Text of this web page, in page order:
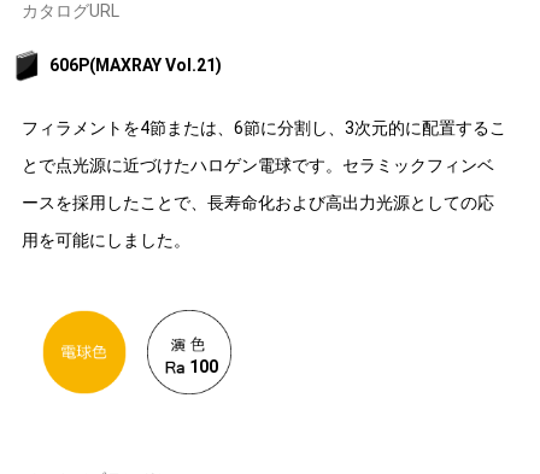
カタログURL
606P(MAXRAY Vol.21)
フィラメントを4節または、6節に分割し、3次元的に配置するこ
とで点光源に近づけたハロゲン電球です。セラミックフィンベ
ースを採用したことで、長寿命化および高出力光源としての応
用を可能にしました。
100